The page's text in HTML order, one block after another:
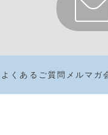
よくあるご質問 メルマガ